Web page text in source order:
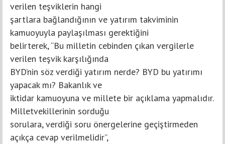
verilen teşviklerin hangi
şartlara bağlandığının ve yatırım takviminin
kamuoyuyla paylaşılması gerektiğini
belirterek, “Bu milletin cebinden çıkan vergilerle
verilen teşvik karşılığında
BYD’nin söz verdiği yatırım nerde? BYD bu yatırımı
yapacak mı? Bakanlık ve
iktidar kamuoyuna ve millete bir açıklama yapmalıdır.
Milletvekillerinin sorduğu
sorulara, verdiği soru önergelerine geçiştirmeden
açıkça cevap verilmelidir”,